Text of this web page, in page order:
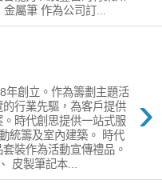
屬筆 作為公司訂...
›
年創立。作為籌劃主題活
行業先驅，為客戶提供
時代創思提供一站式服
統籌及室內建築。 時代
裝作為活動宣傳禮品。
皮製筆記本...